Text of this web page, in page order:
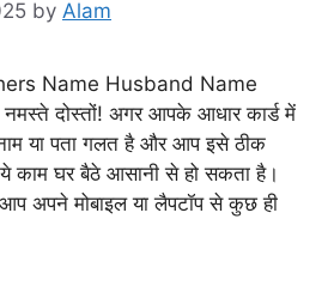
by Alam
Name Husband Name
दोस्तों! अगर आपके आधार कार्ड में
नाम या पता गलत है और आप इसे ठीक
काम घर बैठे आसानी से हो सकता है।
अपने मोबाइल या लैपटॉप से कुछ ही